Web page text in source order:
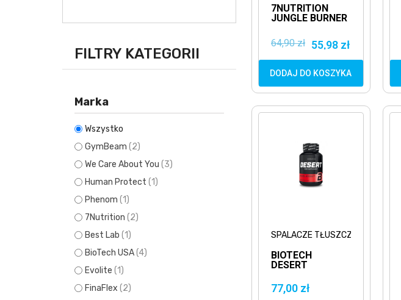
FILTRY KATEGORII
Marka
Wszystko
GymBeam (2)
We Care About You (3)
Human Protect (1)
Phenom (1)
7Nutrition (2)
Best Lab (1)
BioTech USA(4)
Evolite (1)
FinaFlex (2)
7NUTRITION
JUNGLE BURNER
SPALACZ
TŁUSZCZU
64,90 zł 55,98 zł
DODAJ DO KOSZYKA
SPALACZE TŁUSZCZU
BIOTECH
DESERT
REDUKCJA
77,00 zł